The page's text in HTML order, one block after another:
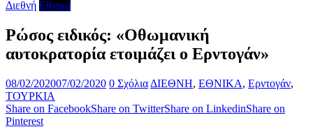
Διεθνή Εθνικά
Ρώσος ειδικός: «Οθωμανική
αυτοκρατορία ετοιμάζει ο Ερντογάν»
08/02/202007/02/2020 0 Σχόλια ΔΙΕΘΝΗ, ΕΘΝΙΚΑ, Ερντογάν,
ΤΟΥΡΚΙΑ
Share on FacebookShare on TwitterShare on LinkedinShare on
Pinterest